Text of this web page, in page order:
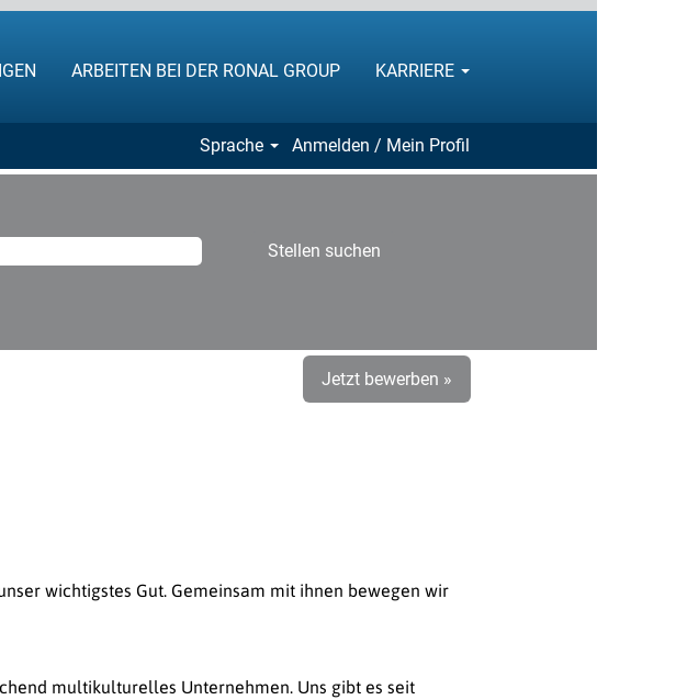
ARBEITEN BEI DER RONAL GROUP KARRIERE
Sprache Anmelden / Mein Profil
Jetzt bewerben »
wichtigstes Gut. Gemeinsam mit ihnen bewegen wir
multikulturelles Unternehmen. Uns gibt es seit